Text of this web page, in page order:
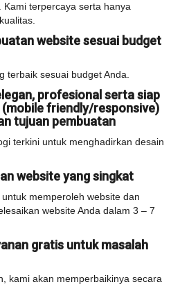
terpercaya serta hanya
website sesuai budget
terbaik sesuai budget Anda.
profesional serta siap
(mobile friendly/responsive)
tujuan pembuatan
terkini untuk menghadirkan desain
website yang singkat
memperoleh website dan
website Anda dalam 3 – 7
gratis untuk masalah
kami akan memperbaikinya secara